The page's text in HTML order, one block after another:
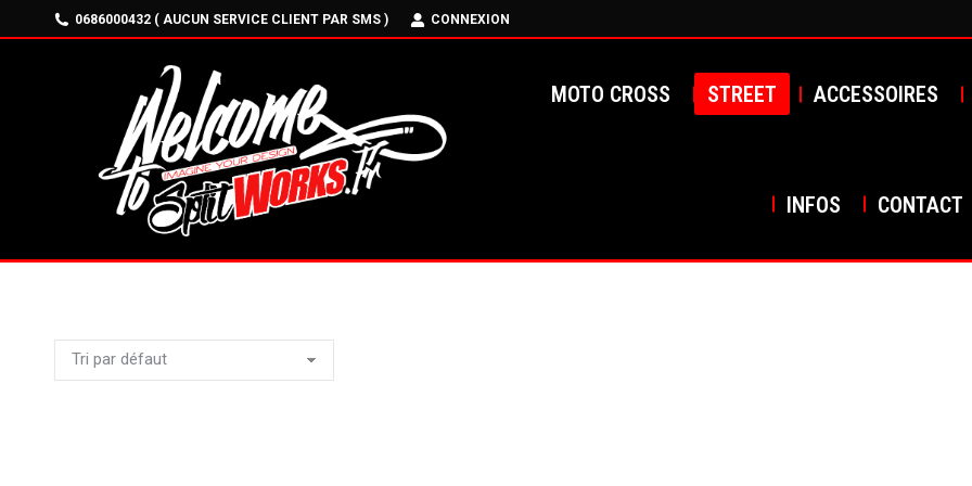
0686000432 ( AUCUN SERVICE CLIENT PAR SMS ) CONNEXION
MOTO CROSS STREET ACCESSOIRES
INFOS CONTACT